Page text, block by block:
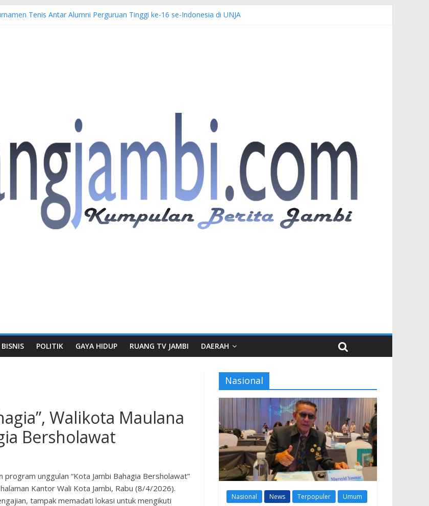
Tenis Antar Alumni Perguruan Tinggi ke-16 se-Indonesia di UNJA
BISNIS POLITIK GAYA HIDUP RUANG TV JAMBI DAERAH
Walikota Maulana
Bersholawat
unggulan “Kota Jambi Bahagia Bersholawat”
Kantor Wali Kota Jambi, Rabu (8/4/2026).
tampak memadati lokasi untuk mengikuti
Nasional
Nasional News Terpopuler Umum